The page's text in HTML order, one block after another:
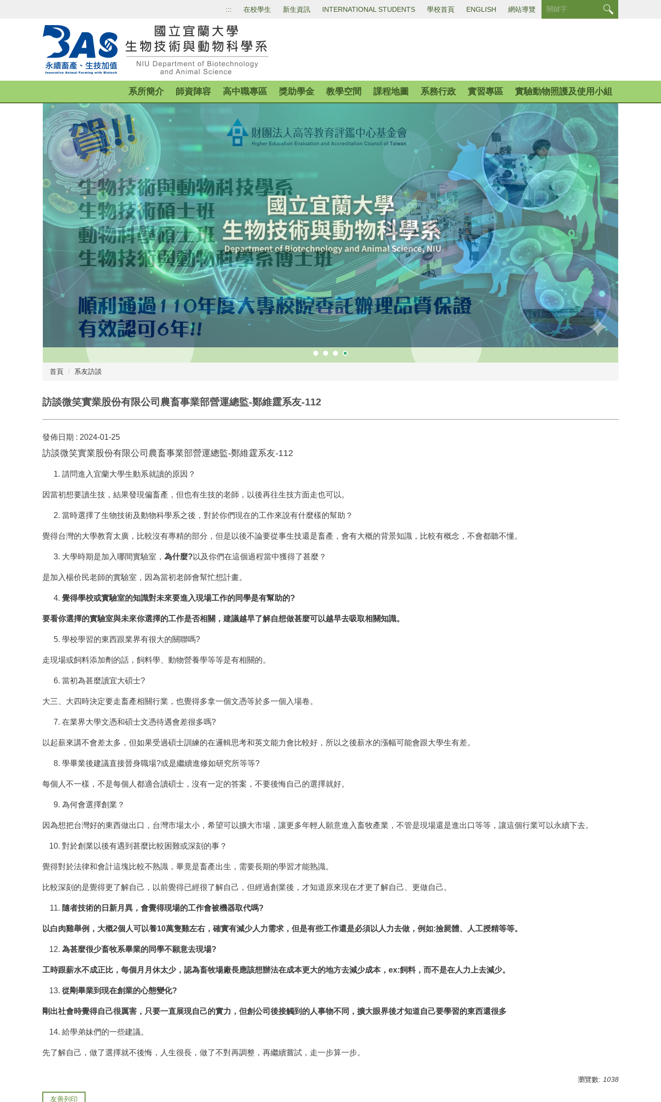
::: 在校學生 新生資訊 INTERNATIONAL STUDENTS 學校首頁 ENGLISH 網站導覽
系所簡介 師資陣容 高中職專區 獎助學金 教學空間 課程地圖 系務行政 實習專區 實驗動物照護及使用小組
首頁 系友訪談
訪談微笑實業股份有限公司農畜事業部營運總監-鄭維霆系友-112
發佈日期 : 2024-01-25
訪談微笑實業股份有限公司農畜事業部營運總監-鄭維霆系友-112
請問進入宜蘭大學生動系就讀的原因？
因當初想要讀生技，結果發現偏畜產，但也有生技的老師，以後再往生技方面走也可以。
當時選擇了生物技術及動物科學系之後，對於你們現在的工作來說有什麼樣的幫助？
覺得台灣的大學教育太廣，比較沒有專精的部分，但是以後不論要從事生技還是畜產，會有大概的背景知識，比較有概念，不會都聽不懂。
大學時期是加入哪間實驗室， 為什麼? 以及你們在這個過程當中獲得了甚麼？
是加入楊价民老師的實驗室，因為當初老師會幫忙想計畫。
覺得學校或實驗室的知識對未來要進入現場工作的同學是有幫助的?
要看你選擇的實驗室與未來你選擇的工作是否相關，建議越早了解自想做甚麼可以越早去吸取相關知識。
學校學習的東西跟業界有很大的關聯嗎?
走現場或飼料添加劑的話，飼料學、動物營養學等等是有相關的。
當初為甚麼讀宜大碩士?
大三、大四時決定要走畜產相關行業，也覺得多拿一個文憑等於多一個入場卷。
在業界大學文憑和碩士文憑待遇會差很多嗎?
以起薪來講不會差太多，但如果受過碩士訓練的在邏輯思考和英文能力會比較好，所以之後薪水的漲幅可能會跟大學生有差。
學畢業後建議直接晉身職場?或是繼續進修如研究所等等?
每個人不一樣，不是每個人都適合讀碩士，沒有一定的答案，不要後悔自己的選擇就好。
為何會選擇創業？
因為想把台灣好的東西做出口，台灣市場太小，希望可以擴大市場，讓更多年輕人願意進入畜牧產業，不管是現場還是進出口等等，讓這個行業可以永續下去。
對於創業以後有遇到甚麼比較困難或深刻的事？
覺得對於法律和會計這塊比較不熟識，畢竟是畜產出生，需要長期的學習才能熟識。
比較深刻的是覺得更了解自己，以前覺得已經很了解自己，但經過創業後，才知道原來現在才更了解自己、更做自己。
隨者技術的日新月異，會覺得現場的工作會被機器取代嗎?
以白肉雞舉例，大概2個人可以養10萬隻雞左右，確實有減少人力需求，但是有些工作還是必須以人力去做，例如:撿屍體、人工授精等等。
為甚麼很少畜牧系畢業的同學不願意去現場?
工時跟薪水不成正比，每個月月休太少，認為畜牧場廠長應該想辦法在成本更大的地方去減少成本，ex:飼料，而不是在人力上去減少。
從剛畢業到現在創業的心態變化?
剛出社會時覺得自己很厲害，只要一直展現自己的實力，但創公司後接觸到的人事物不同，擴大眼界後才知道自己要學習的東西還很多
給學弟妹們的一些建議。
先了解自己，做了選擇就不後悔，人生很長，做了不對再調整，再繼續嘗試，走一步算一步。
瀏覽數: 1038
友善列印